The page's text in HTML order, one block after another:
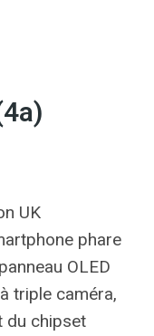
UK
phare
OLED
triple caméra,
du chipset